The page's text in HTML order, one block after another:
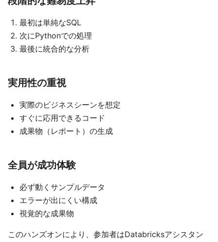
最初は単純なSQL
次にPythonでの処理
最後に統合的な分析
実用性の重視
実際のビジネスシーンを想定
すぐに応用できるコード
成果物（レポート）の生成
全員が成功体験
必ず動くサンプルデータ
エラーが出にくい構成
視覚的な成果物
このハンズオンにより、参加者はDatabricksアシスタン